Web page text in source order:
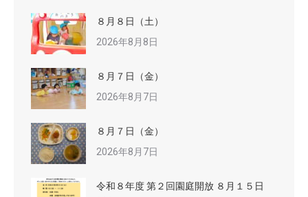
８月８日（土）
2026年8月8日
８月７日（金）
2026年8月7日
８月７日（金）
2026年8月7日
令和８年度 第２回園庭開放 ８月１５日